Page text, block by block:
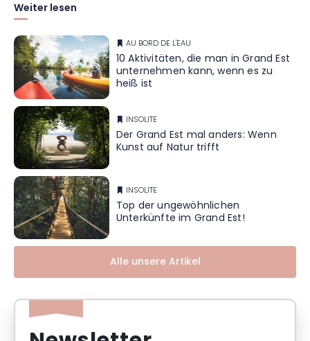
Weiter lesen
AU BORD DE L'EAU
10 Aktivitäten, die man in Grand Est
unternehmen kann, wenn es zu
heiß ist
INSOLITE
Der Grand Est mal anders: Wenn
Kunst auf Natur trifft
INSOLITE
Top der ungewöhnlichen
Unterkünfte im Grand Est!
Alle unsere Artikel